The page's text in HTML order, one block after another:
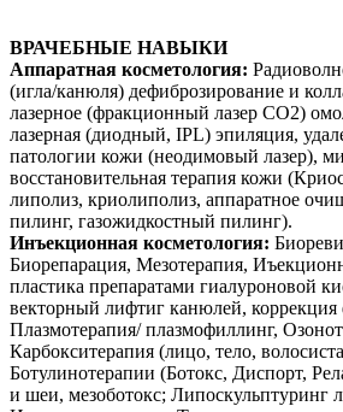
ВРАЧЕБНЫЕ НАВЫКИ
Аппаратная косметология:
(игла/канюля) дефиброзирование и
лазерное (фракционный лазер СО2)
лазерная (диодный, IPL) эпиляция,
патологии кожи (неодимовый лазер),
восстановительная терапия кожи
липолиз, криолиполиз, аппаратное
пилинг, газожидкостный пилинг).
Инъекционная косметология:
Биорепарация, Мезотерапия,
пластика препаратами гиалуроновой
векторный лифтиг канюлей,
Плазмотерапия/ плазмофиллинг,
Карбокситерапия (лицо, тело,
Ботулинотерапии (Ботокс, Диспорт,
и шеи, мезоботокс; Липоскульптуринг